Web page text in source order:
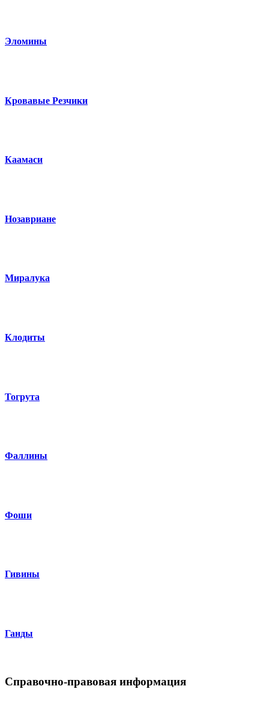
Эломины
Кровавые Резчики
Каамаси
Нозавриане
Миралука
Клодиты
Тогрута
Фаллины
Фоши
Гивины
Ганды
Справочно-правовая информация